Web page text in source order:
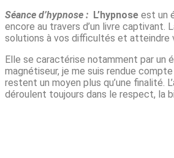
Séance d’hypnose : L’hypnose est un
encore au travers d’un livre captivant.
solutions à vos difficultés et atteindre
Elle se caractérise notamment par un
magnétiseur, je me suis rendue
restent un moyen plus qu’une finalité.
déroulent toujours dans le respect, la